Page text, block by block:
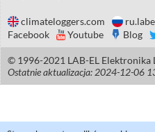
climateloggers.com
Facebook
Youtube Blog
© 1996-2021 LAB-EL Elektronika
Ostatnie aktualizacja: 2024-12-06